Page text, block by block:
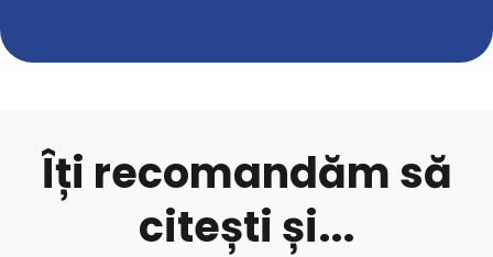
Îți recomandăm să
citești și...